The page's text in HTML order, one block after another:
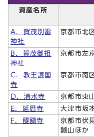
資産名所
A．賀茂別雷
神社
京都市北
B．賀茂御祖
神社
京都市左
C．教王護国
寺
京都市南
D．清水寺
京都市東
E．延暦寺
大津市坂
F．醍醐寺
京都市伏
醐山ほか